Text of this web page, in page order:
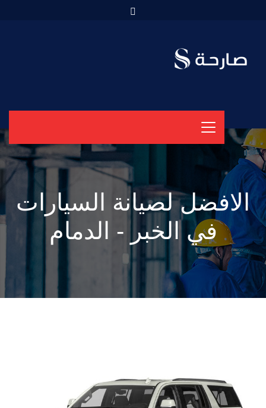
الافضل لصيانة السيارات
في الخبر - الدمام